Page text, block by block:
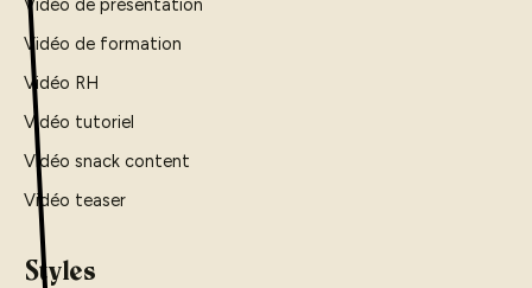
Vidéo de présentation
Vidéo de formation
Vidéo RH
Vidéo tutoriel
Vidéo snack content
Vidéo teaser
Styles